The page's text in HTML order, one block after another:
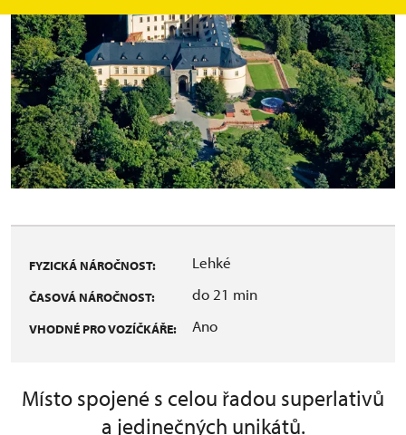
FYZICKÁ NÁROČNOST: Lehké
ČASOVÁ NÁROČNOST: do 21 min
VHODNÉ PRO VOZÍČKÁŘE: Ano
Místo spojené s celou řadou superlativů
a jedinečných unikátů.